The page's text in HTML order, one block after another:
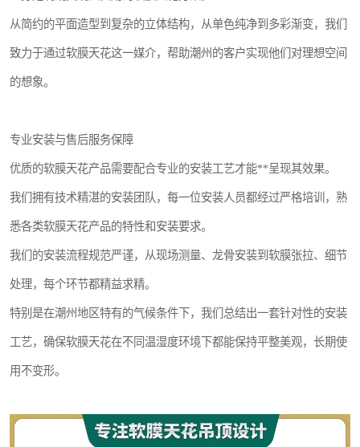
从简约的平面造型到复杂的立体结构，从单色纯净到多彩渐变，我们
致力于通过软膜天花这一媒介，帮助潮州的客户实现他们对理想空间
的想象。
专业安装与售后服务保障
优质的软膜天花产品需要配合专业的安装工艺才能**呈现其效果。
我们拥有技术精湛的安装团队，每一位安装人员都经过严格培训，熟
悉各类软膜天花产品的特性和安装要求。
我们的安装流程规范严谨，从现场测量、龙骨安装到软膜张拉、细节
处理，每个环节都精益求精。
特别是在潮州地区特有的气候条件下，我们总结出一套针对性的安装
工艺，确保软膜天花在不同温湿度环境下都能保持平整美观，长期使
用不变形。